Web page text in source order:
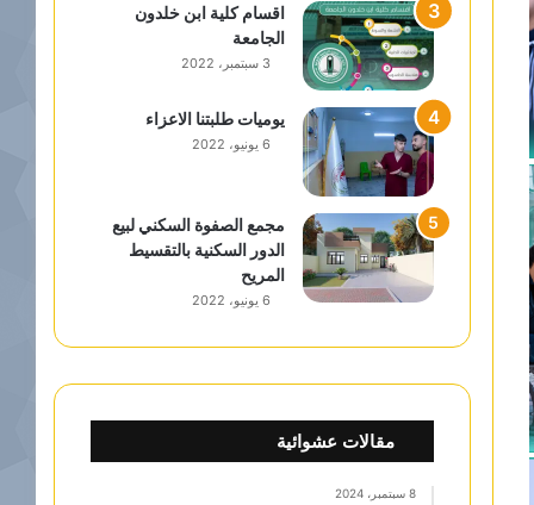
اقسام كلية ابن خلدون
الجامعة
3 سبتمبر، 2022
يوميات طلبتنا الاعزاء
6 يونيو، 2022
مجمع الصفوة السكني لبيع
الدور السكنية بالتقسيط
المريح
6 يونيو، 2022
مقالات عشوائية
8 سبتمبر، 2024